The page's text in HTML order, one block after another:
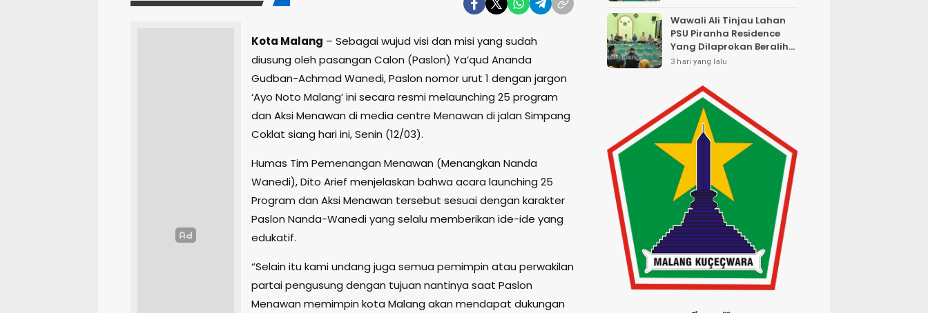
Kota Malang – Sebagai wujud visi dan misi yang sudah
diusung oleh pasangan Calon (Paslon) Ya’qud Ananda
Gudban-Achmad Wanedi, Paslon nomor urut 1 dengan jargon
‘Ayo Noto Malang’ ini secara resmi melaunching 25 program
dan Aksi Menawan di media centre Menawan di jalan Simpang
Coklat siang hari ini, Senin (12/03).
Humas Tim Pemenangan Menawan (Menangkan Nanda
Wanedi), Dito Arief menjelaskan bahwa acara launching 25
Program dan Aksi Menawan tersebut sesuai dengan karakter
Paslon Nanda-Wanedi yang selalu memberikan ide-ide yang
edukatif.
“Selain itu kami undang juga semua pemimpin atau perwakilan
partai pengusung dengan tujuan nantinya saat Paslon
Menawan memimpin kota Malang akan mendapat dukungan
Wawali Ali Tinjau Lahan
PSU Piranha Residence
Yang Dilaprokan Beralih
Status Menjadi SHM
3 hari yang lalu